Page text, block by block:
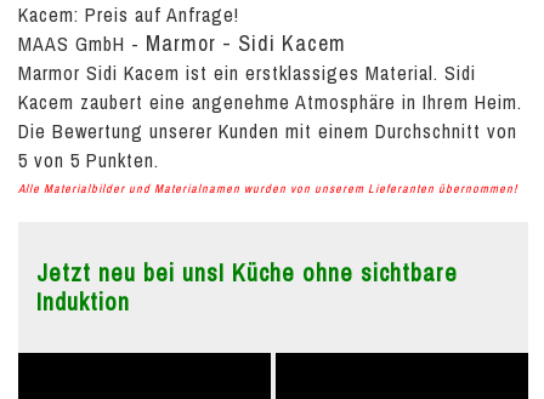
Kacem: Preis auf Anfrage!
MAAS GmbH - Marmor - Sidi Kacem
Marmor Sidi Kacem ist ein erstklassiges Material. Sidi
Kacem zaubert eine angenehme Atmosphäre in Ihrem Heim.
Die Bewertung unserer Kunden mit einem Durchschnitt von
5 von 5 Punkten.
Alle Materialbilder und Materialnamen wurden von unserem Lieferanten übernommen!
Jetzt neu bei uns! Küche ohne sichtbare
Induktion